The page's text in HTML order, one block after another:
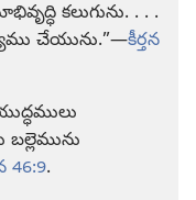
కలుగును. . . .
చేయును.”—కీర్తన
బల్లెమును
46:9.